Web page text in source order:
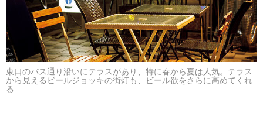
東口のバス通り沿いにテラスがあり、特に春から夏は人気。テラス
から見えるビールジョッキの街灯も、ビール欲をさらに高めてくれ
る